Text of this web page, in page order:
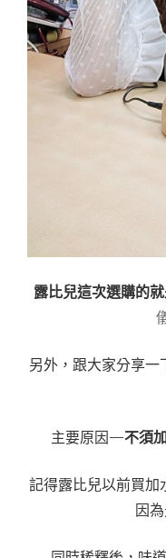
露比兒這次選購的
另外，跟大家分享一
主要原因—不須
記得露比兒以前買加
因